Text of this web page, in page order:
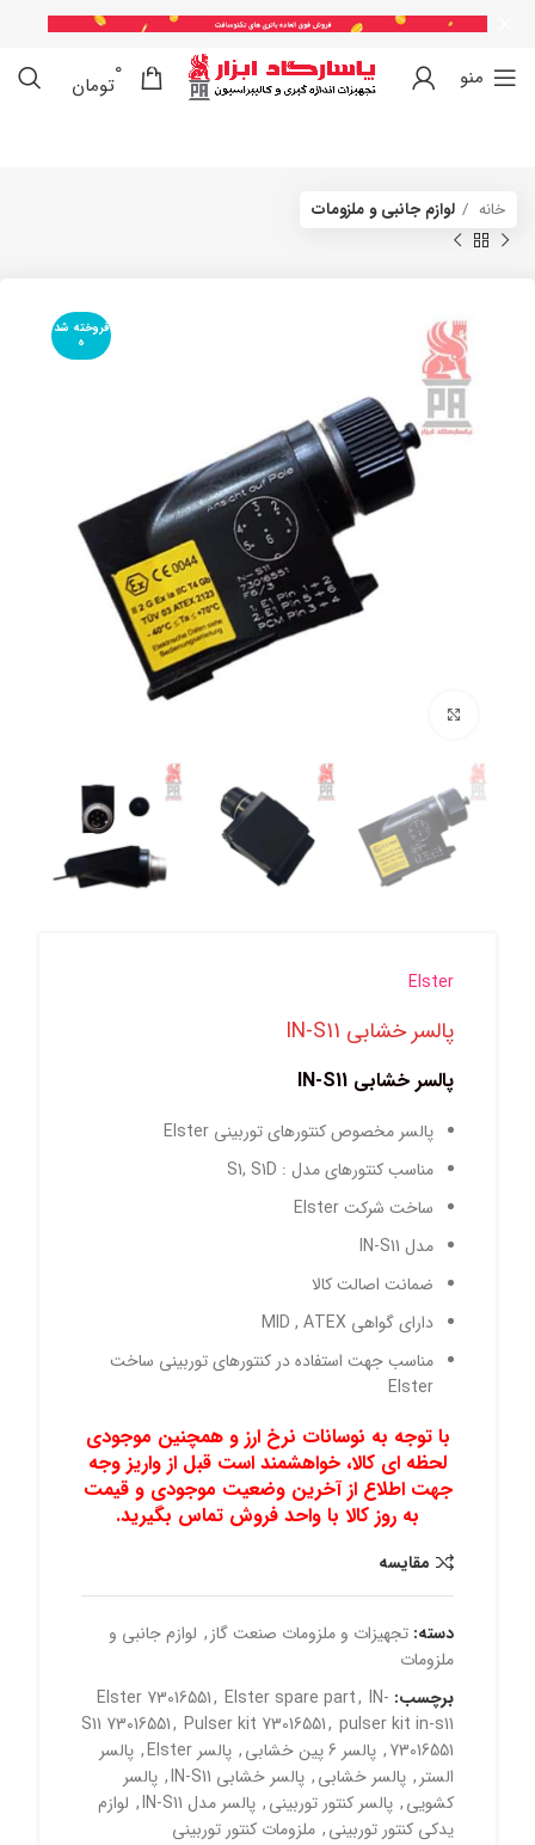
منو 0
0
تومان
خانه لوازم جانبی و ملزومات
فروخته شد
ه
Elster
پالسر خشابی IN-S11
پالسر خشابی IN-S11
پالسر مخصوص کنتورهای توربینی Elster
مناسب کنتورهای مدل : S1, S1D
ساخت شرکت Elster
مدل IN-S11
ضمانت اصالت کالا
دارای گواهی MID , ATEX
مناسب جهت استفاده در کنتورهای توربینی ساخت
Elster
با توجه به نوسانات نرخ ارز و همچنین موجودی
لحظه ای کالا، خواهشمند است قبل از واریز وجه
جهت اطلاع از آخرین وضعیت موجودی و قیمت
به روز کالا با واحد فروش تماس بگیرید.
مقايسه
دسته: تجهیزات و ملزومات صنعت گاز, لوازم جانبی و
ملزومات
برچسب:
Elster 73016551, Elster spare part, IN-
S11 73016551, Pulser kit 73016551, pulser kit in-s11
73016551
, پالسر 6 پین خشابی , پالسر Elster , پالسر
الستر , پالسر خشابی, پالسر خشابی IN-S11 , پالسر
کشویی, پالسر کنتور توربینی, پالسر مدل IN-S11 , لوازم
یدکی کنتور توربینی, ملزومات کنتور توربینی